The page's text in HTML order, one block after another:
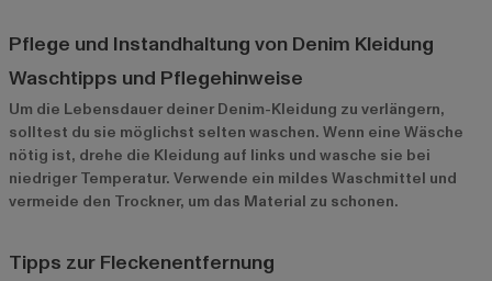
Pflege und Instandhaltung von Denim Kleidung
Waschtipps und Pflegehinweise
Um die Lebensdauer deiner Denim-Kleidung zu verlängern,
solltest du sie möglichst selten waschen. Wenn eine Wäsche
nötig ist, drehe die Kleidung auf links und wasche sie bei
niedriger Temperatur. Verwende ein mildes Waschmittel und
vermeide den Trockner, um das Material zu schonen.
Tipps zur Fleckenentfernung